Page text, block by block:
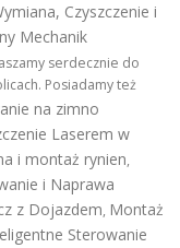
Czyszczenie i
Mechanik
serdecznie do
Posiadamy też
na zimno
Laserem w
i montaż rynien,
i Naprawa
z Dojazdem, Montaż
Sterowanie